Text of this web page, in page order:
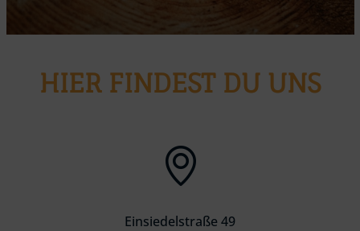
HIER FINDEST DU UNS
Einsiedelstraße 49